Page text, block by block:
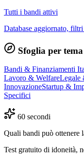
Tutti i bandi attivi
Database aggiornato,
Sfoglia per tema
Bandi & Finanziamenti
Lavoro & WelfareLegale
InnovazioneStartup &
Specifici
60 secondi
Quali bandi può ottenere
Test gratuito di idoneità,